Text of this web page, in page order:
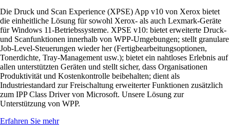
Die Druck und Scan Experience (XPSE) App v10 von Xerox bietet
die einheitliche Lösung für sowohl Xerox- als auch Lexmark-Geräte
für Windows 11-Betriebssysteme. XPSE v10: bietet erweiterte Druck-
und Scanfunktionen innerhalb von WPP-Umgebungen; stellt granulare
Job-Level-Steuerungen wieder her (Fertigbearbeitungsoptionen,
Tonerdichte, Tray-Management usw.); bietet ein nahtloses Erlebnis auf
allen unterstützten Geräten und stellt sicher, dass Organisationen
Produktivität und Kostenkontrolle beibehalten; dient als
Industriestandard zur Freischaltung erweiterter Funktionen zusätzlich
zum IPP Class Driver von Microsoft. Unsere Lösung zur
Unterstützung von WPP.
Erfahren Sie mehr